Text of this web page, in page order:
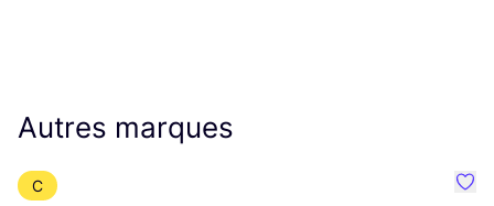
Autres marques
C